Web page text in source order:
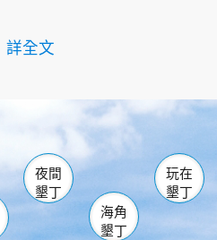
詳全文
南仁湖
佳樂水
森林遊樂區
墾管處遊客中心
社頂公園 風吹沙
船帆石 龍磐公園
香蕉灣
砂島
鵝鑾鼻
夜間
墾丁
海角
墾丁
玩在
墾丁